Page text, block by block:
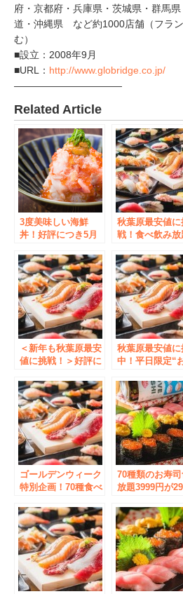
府・京都府・兵庫県・茨城県・群馬
道・沖縄県 など約1000店舗（フラ
む）
■設立：2008年9月
■URL： http://www.globridge.co.jp/
———————————
Related Article
3度美味しい海鮮
丼！好評につき5月
1,480円！ウニ・イ
クラ・本マグロなど
海の幸をふんだんに
使った「フジヤマ海
鮮丼 極(きわみ)」
【すし酒場フジヤマ
秋葉原店】
秋葉原最安値に
戦！食べ飲み放
話題の「寿司
べ放題」に飲み
がついたお得な
ン！4月15日迄
＜新年も秋葉原最安
値に挑戦！＞好評に
司食べ放題2,999円
（税込）コース”が1
月も延長！話題の
「大ネタ寿司」に加
えて「中トロ・ウ
ニ・いくら」の高級
ネタまで食べ放題！
秋葉原最安値に
中！平日限定“
（税込）コース
提供開始！話題
「大ネタ寿司」
えて「中トロ」
「ウニ」・「い
ら」の高級ネタ
食べ放題に！
ゴールデンウィーク
特別企画！70種食べ
円！ウニ・イクラ・
本マグロも楽しめ
る！【すし酒場フジ
ヤマ 秋葉原店】
4/29～5/8迄
70種類のお寿
放題3999円が
31日迄期間延
ニ・イクラ・大
も楽しめる！【
酒場フジヤマ
原店】